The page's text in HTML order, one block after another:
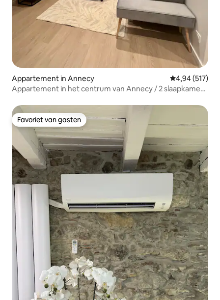
Appartement in Annecy Gemiddelde
4,94 (517)
Appartement in het centrum van Annecy / 2 slaapkamers
Favoriet van gasten
Favoriet van gasten